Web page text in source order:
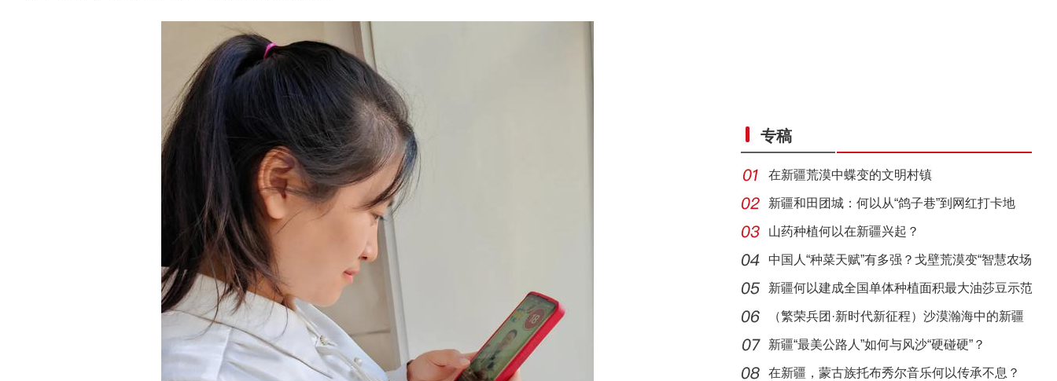
专稿
在新疆荒漠中蝶变的文明村镇
新疆和田团城：何以从“鸽子巷”到网红打卡地
山药种植何以在新疆兴起？
中国人“种菜天赋”有多强？戈壁荒漠变“智慧农场
新疆何以建成全国单体种植面积最大油莎豆示范
基地
（繁荣兵团·新时代新征程）沙漠瀚海中的新疆
兵团
新疆“最美公路人”如何与风沙“硬碰硬”？
在新疆，蒙古族托布秀尔音乐何以传承不息？